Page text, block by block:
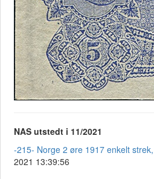
NAS utstedt i 11/2021
-215- Norge 2 øre 1917 enkelt
2021 13:39:56